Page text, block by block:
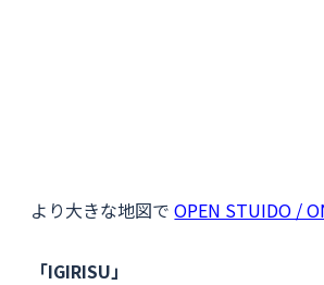
より大きな地図でOPEN STUIDO /
「IGIRISU」